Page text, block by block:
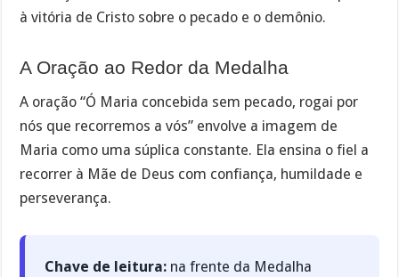
à vitória de Cristo sobre o pecado e o demônio.
A Oração ao Redor da Medalha
A oração “Ó Maria concebida sem pecado, rogai por
nós que recorremos a vós” envolve a imagem de
Maria como uma súplica constante. Ela ensina o fiel a
recorrer à Mãe de Deus com confiança, humildade e
perseverança.
Chave de leitura: na frente da Medalha